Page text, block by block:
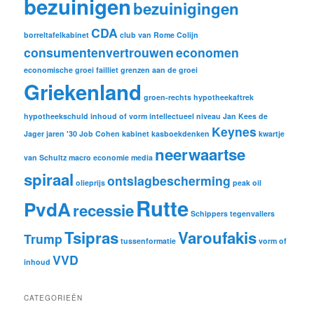
bezuinigenbezuinigingen
borreltafelkabinet CDA club van Rome Colijn
consumentenvertrouweneconomen
economische groei failliet grenzen aan de groei
Griekenland groen-rechts hypotheekaftrek
hypotheekschuld inhoud of vorm intellectueel niveau Jan Kees de
Jager jaren '30 Job Cohen kabinet kasboekdenken Keynes kwartje
van Schultz macro economie media neerwaartse
spiraal olieprijs ontslagbescherming peak oil
PvdArecessieRutte Schippers tegenvallers
TrumpTsipras tussenformatie Varoufakis vorm of
inhoud VVD
CATEGORIEËN